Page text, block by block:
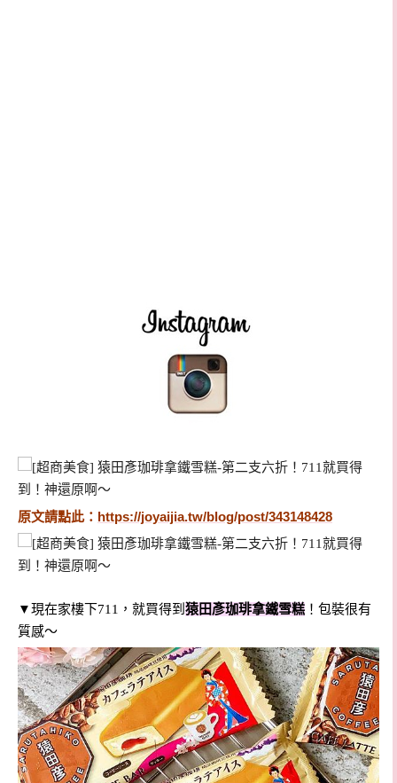
原文請點此： https://joyaijia.tw/blog/post/343148428
▼現在家樓下711，就買得到 猿田彥珈琲拿鐵雪糕 ！包裝很有
質感～